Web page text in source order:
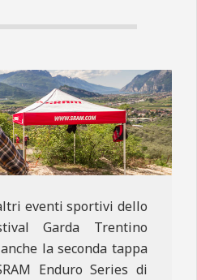
eventi sportivi dello
Garda Trentino
la seconda tappa
Enduro Series di